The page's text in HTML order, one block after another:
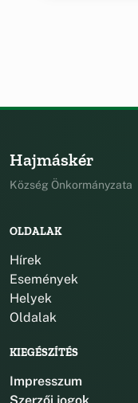
Hajmáskér
Község Önkormányzata
OLDALAK
Hírek
Események
Helyek
Oldalak
KIEGÉSZÍTÉS
Impresszum